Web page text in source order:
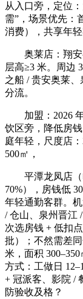
从入口旁，定位
需”，场景优先：
消费），共享年
奥莱店：翔安
层高≥3 米。周边
之船 / 贵安奥莱
分流。
加盟：2026 年
饮区旁，降低房
庭年轻，尺度店
500㎡，
平潭龙凤店（
70%），房钱低
年轻通勤客群。
/ 仓山、泉州晋江
次选房钱 + 低扣
批）；不然需差
米，面积
方式：工做日
+ 冠派客、影院 /
防验收及格？